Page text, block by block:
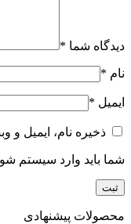
دیدگاه شما *
نام *
ایمیل *
ذخیره نام، ایمیل و
شما باید وارد سیستم
محصولات پیشنهادی